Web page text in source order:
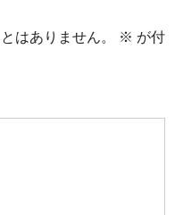
はありません。 ※ が付